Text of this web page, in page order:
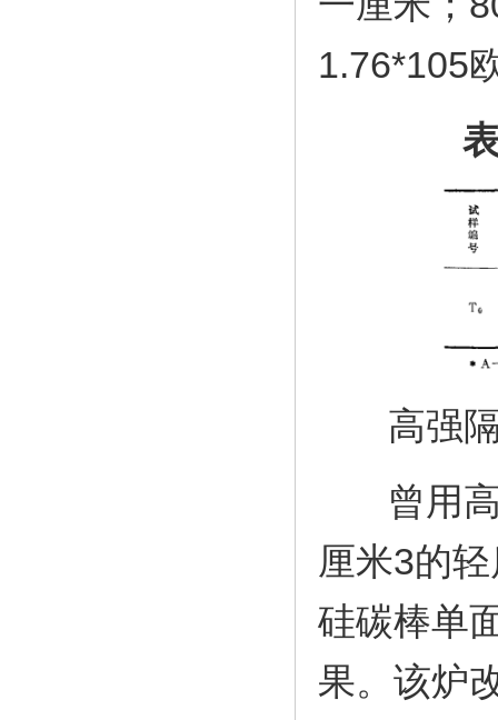
1.76*105
高强隔
曾用高
厘米3的
硅碳棒单
果。该炉